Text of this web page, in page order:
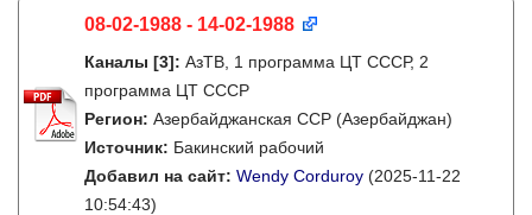
08-02-1988 - 14-02-1988
Каналы [3]: АзТВ, 1 программа ЦТ СССР, 2
программа ЦТ СССР
Регион: Азербайджанская ССР (Азербайджан)
Источник: Бакинский рабочий
Добавил на сайт: Wendy Corduroy (2025-11-22
10:54:43)